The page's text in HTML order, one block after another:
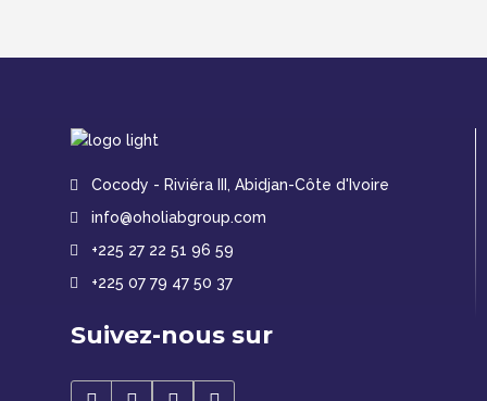
Cocody - Riviéra III, Abidjan-Côte d'Ivoire
info@oholiabgroup.com
+225 27 22 51 96 59
+225 07 79 47 50 37
Suivez-nous sur